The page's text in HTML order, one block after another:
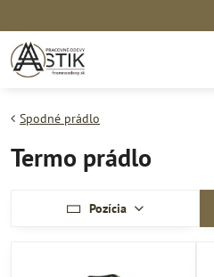
Spodné prádlo
Termo prádlo
Pozícia